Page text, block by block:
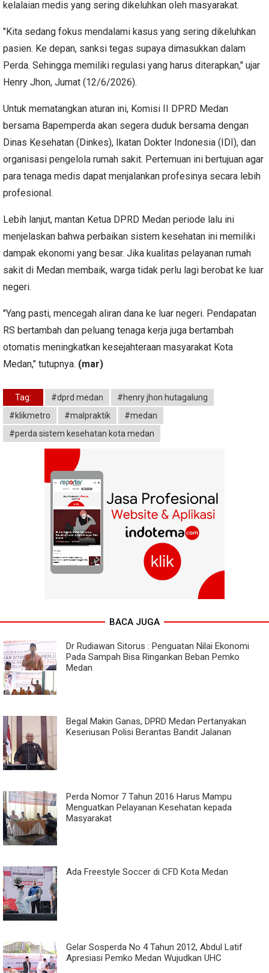
kelalaian medis yang sering dikeluhkan oleh masyarakat.
"Kita sedang fokus mendalami kasus yang sering dikeluhkan
pasien. Ke depan, sanksi tegas supaya dimasukkan dalam
Perda. Sehingga memiliki regulasi yang harus diterapkan," ujar
Henry Jhon, Jumat (12/6/2026).
Untuk mematangkan aturan ini, Komisi II DPRD Medan
bersama Bapemperda akan segera duduk bersama dengan
Dinas Kesehatan (Dinkes), Ikatan Dokter Indonesia (IDI), dan
organisasi pengelola rumah sakit. Pertemuan ini bertujuan agar
para tenaga medis dapat menjalankan profesinya secara lebih
profesional.
Lebih lanjut, mantan Ketua DPRD Medan periode lalu ini
menjelaskan bahwa perbaikan sistem kesehatan ini memiliki
dampak ekonomi yang besar. Jika kualitas pelayanan rumah
sakit di Medan membaik, warga tidak perlu lagi berobat ke luar
negeri.
"Yang pasti, mencegah aliran dana ke luar negeri. Pendapatan
RS bertambah dan peluang tenaga kerja juga bertambah
otomatis meningkatkan kesejahteraan masyarakat Kota
Medan," tutupnya. (mar)
Tag: #dprd medan
#henry jhon hutagalung
#klikmetro
#malpraktik
#medan
#perda sistem kesehatan kota medan
BACA JUGA
Dr Rudiawan Sitorus : Penguatan Nilai Ekonomi
Pada Sampah Bisa Ringankan Beban Pemko
Medan
Begal Makin Ganas, DPRD Medan Pertanyakan
Keseriusan Polisi Berantas Bandit Jalanan
Perda Nomor 7 Tahun 2016 Harus Mampu
Menguatkan Pelayanan Kesehatan kepada
Masyarakat
Ada Freestyle Soccer di CFD Kota Medan
Gelar Sosperda No 4 Tahun 2012, Abdul Latif
Apresiasi Pemko Medan Wujudkan UHC